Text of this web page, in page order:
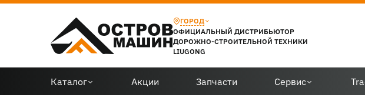
ГОРОД
ОФИЦИАЛЬНЫЙ ДИСТРИБЬЮТОР
ДОРОЖНО-СТРОИТЕЛЬНОЙ ТЕХНИКИ
LIUGONG
Каталог Акции Запчасти Сервис